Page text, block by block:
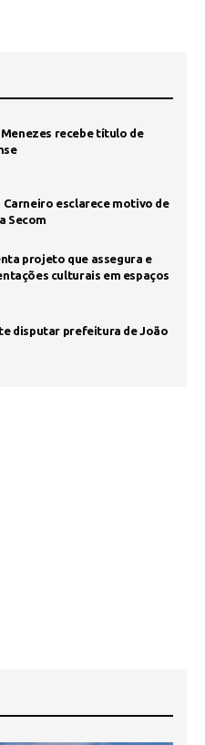
recebe título de
esclarece motivo de
Secom
projeto que assegura e
culturais em espaços
disputar prefeitura de João